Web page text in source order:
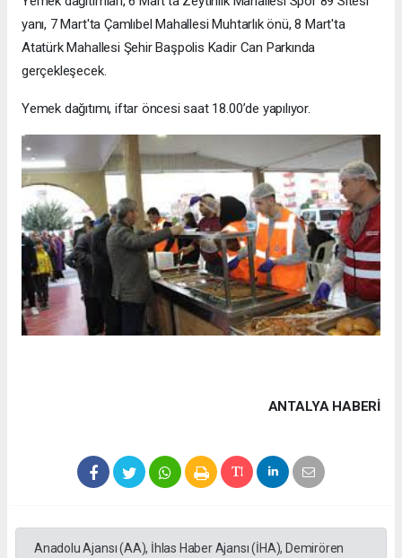
yanı, 7 Mart'ta Çamlıbel Mahallesi Muhtarlık önü, 8 Mart'ta
Atatürk Mahallesi Şehir Başpolis Kadir Can Parkında
gerçekleşecek.
Yemek dağıtımı, iftar öncesi saat 18.00’de yapılıyor.
ANTALYA HABERİ
Anadolu Ajansı (AA), İhlas Haber Ajansı (İHA), Demirören